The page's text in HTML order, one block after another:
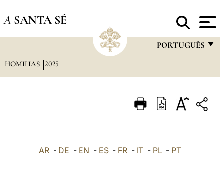
A SANTA SÉ
PORTUGUÊS
ITALIANO
HOMILIAS 2025
AR - DE - EN - ES - FR - IT - PL - PT